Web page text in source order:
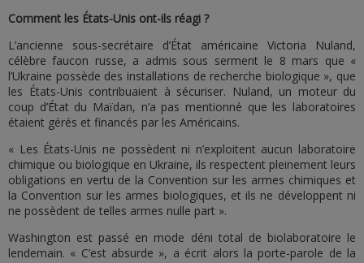
Comment les États-Unis ont-ils réagi ?
L’ancienne sous-secrétaire d’État américaine Victoria Nuland,
célèbre faucon russe, a admis sous serment le 8 mars que «
l’Ukraine possède des installations de recherche biologique », que
les États-Unis contribuaient à sécuriser. Nuland, un moteur du
coup d’État du Maïdan, n’a pas mentionné que les laboratoires
étaient gérés et financés par les Américains.
« Les États-Unis ne possèdent ni n’exploitent aucun laboratoire
chimique ou biologique en Ukraine, ils respectent pleinement leurs
obligations en vertu de la Convention sur les armes chimiques et
la Convention sur les armes biologiques, et ils ne développent ni
ne possèdent de telles armes nulle part ».
Washington est passé en mode déni total de biolaboratoire le
lendemain. « C’est absurde », a écrit alors la porte-parole de la